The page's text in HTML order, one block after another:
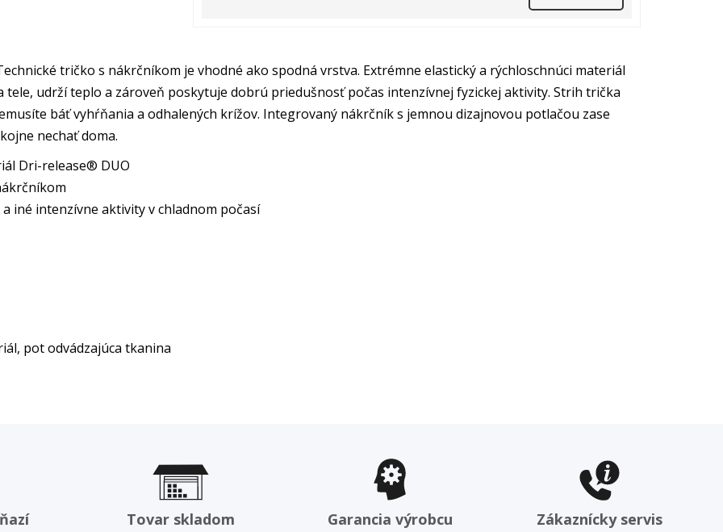
tričko s nákrčníkom je vhodné ako spodná vrstva. Extrémne elastický a rýchloschnúci materiál
udrží teplo a zároveň poskytuje dobrú priedušnosť počas intenzívnej fyzickej aktivity. Strih trička
báť vyhŕňania a odhalených krížov. Integrovaný nákrčník s jemnou dizajnovou potlačou zase
nechať doma.
Dri-release® DUO
iné intenzívne aktivity v chladnom počasí
pot odvádzajúca tkanina
Tovar skladom Garancia výrobcu Zákaznícky servis